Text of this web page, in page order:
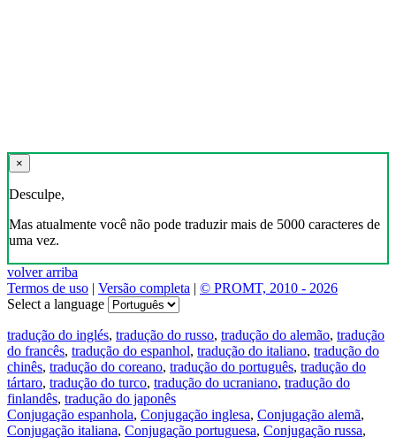
×
Desculpe,
Mas atualmente você não pode traduzir mais de 5000 caracteres de
uma vez.
volver arriba
Termos de uso | Versão completa | © PROMT, 2010 - 2026
Select a language
tradução do inglés, tradução do russo, tradução do alemão, tradução
do francês, tradução do espanhol, tradução do italiano, tradução do
chinês, tradução do coreano, tradução do português, tradução do
tártaro, tradução do turco, tradução do ucraniano, tradução do
finlandês, tradução do japonês
Conjugação espanhola, Conjugação inglesa, Conjugação alemã,
Conjugação italiana, Conjugação portuguesa, Conjugação russa,